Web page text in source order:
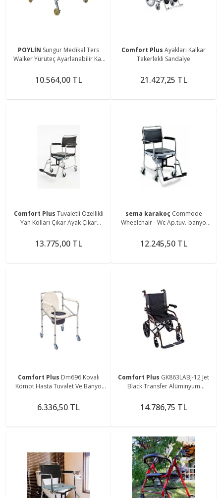
POYLİN Sungur Medikal Ters
Walker Yürüteç Ayarlanabilir Kas
Yürüme Desteği
10.564,00 TL
Comfort Plus Ayakları Kalkar
Tekerlekli Sandalye
21.427,25 TL
Comfort Plus Tuvaletli Özellikli
Yan Kolları Çıkar Ayak Çıkar
13.775,00 TL
sema karakoç Commode
Wheelchair - Wc Ap.tuv.-banyo
12.245,50 TL
Comfort Plus Dm696 Kovalı
Komot Hasta Tuvalet Ve Banyo
6.336,50 TL
Comfort Plus GK863LABJ-12 Jet
Black Transfer Alüminyum
14.786,75 TL